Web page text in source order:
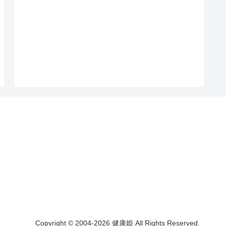
Copyright © 2004-2026 健康姫 All Rights Reserved.